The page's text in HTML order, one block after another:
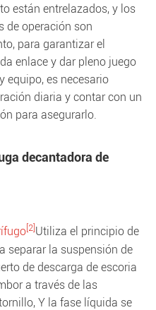
están entrelazados, y los
de operación son
para garantizar el
enlace y dar pleno juego
equipo, es necesario
diaria y contar con un
para asegurarlo.
decantadora de
[2] Utiliza el principio de
separar la suspensión de
de descarga de escoria
a través de las
Y la fase líquida se